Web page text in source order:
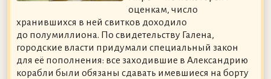
оценкам, число
хранившихся в ней свитков доходило
до полумиллиона. По свидетельству Галена,
городские власти придумали специальный закон
для её пополнения: все заходившие в Александрию
корабли были обязаны сдавать имевшиеся на борту